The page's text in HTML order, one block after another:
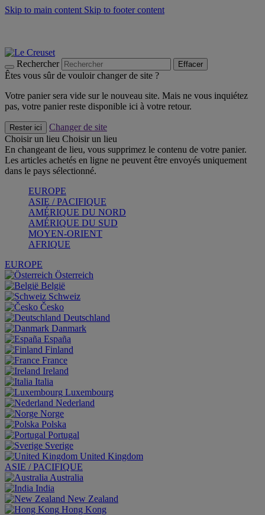
Skip to main content Skip to footer content
Rechercher Effacer
Êtes vous sûr de vouloir changer de site ?
Votre panier sera vide sur le nouveau site. Mais ne vous inquiétez
pas, votre panier reste disponible ici à votre retour.
Rester ici
Changer de site
Choisir un lieu Choisir un lieu
En changeant de lieu, vous supprimez le contenu de votre panier.
Les articles achetés en ligne ne peuvent être envoyés uniquement
dans le pays sélectionné.
EUROPE
ASIE / PACIFIQUE
AMÉRIQUE DU NORD
AMÉRIQUE DU SUD
MOYEN-ORIENT
AFRIQUE
EUROPE
Österreich
België
Schweiz
Česko
Deutschland
Danmark
España
Finland
France
Ireland
Italia
Luxembourg
Nederland
Norge
Polska
Portugal
Sverige
United Kingdom
ASIE / PACIFIQUE
Australia
India
New Zealand
Hong Kong